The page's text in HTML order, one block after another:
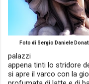
Foto di Sergio Daniele
palazzi
appena tinti lo stridore
si apre il varco con la